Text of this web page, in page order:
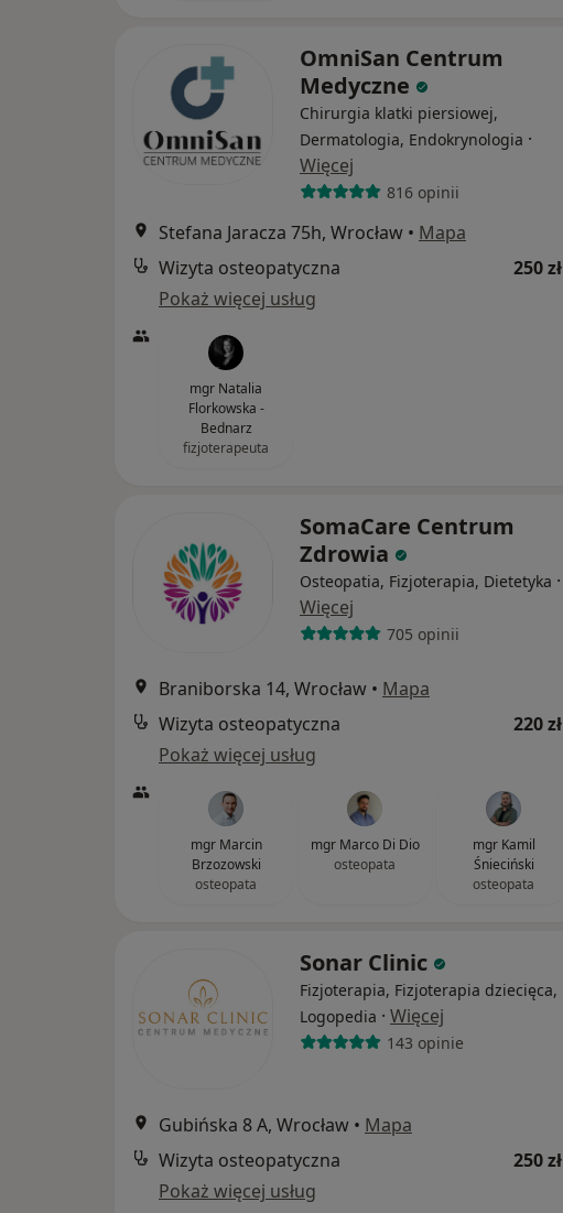
OmniSan Centrum
Medyczne
Chirurgia klatki piersiowej,
Dermatologia, Endokrynologia ·
Więcej
816 opinii
Stefana Jaracza 75h, Wrocław • Mapa
Wizyta osteopatyczna
250 zł
Pokaż więcej usług
mgr Natalia
Florkowska -
Bednarz
fizjoterapeuta
SomaCare Centrum
Zdrowia
Osteopatia, Fizjoterapia, Dietetyka ·
Więcej
705 opinii
Braniborska 14, Wrocław • Mapa
Wizyta osteopatyczna
220 zł
Pokaż więcej usług
mgr Marcin
Brzozowski
osteopata
mgr Marco Di Dio
osteopata
mgr Kamil
Śnieciński
osteopata
Sonar Clinic
Fizjoterapia, Fizjoterapia dziecięca,
Logopedia · Więcej
143 opinie
Gubińska 8 A, Wrocław • Mapa
Wizyta osteopatyczna
250 zł
Pokaż więcej usług